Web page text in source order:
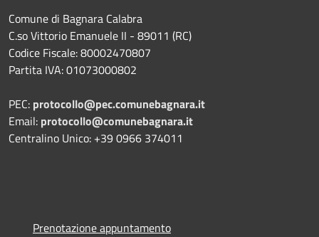
Comune di Bagnara Calabra
C.so Vittorio Emanuele II - 89011 (RC)
Codice Fiscale:80002470807
Partita IVA:01073000802
PEC: protocollo@pec.comunebagnara.it
Email: protocollo@comunebagnara.it
Centralino Unico: +39 0966 374011
Prenotazione appuntamento